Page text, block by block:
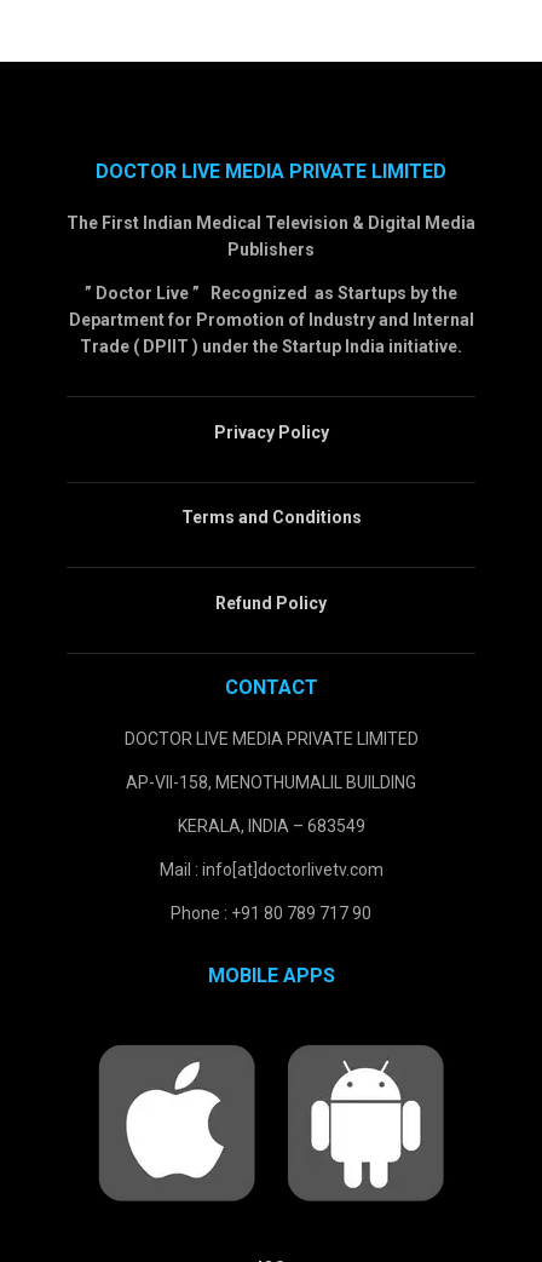
DOCTOR LIVE MEDIA PRIVATE LIMITED
The First Indian Medical Television & Digital Media
Publishers
” Doctor Live ” Recognized as Startups by the
Department for Promotion of Industry and Internal
Trade ( DPIIT ) under the Startup India initiative.
Privacy Policy
Terms and Conditions
Refund Policy
CONTACT
DOCTOR LIVE MEDIA PRIVATE LIMITED
AP-VII-158, MENOTHUMALIL BUILDING
KERALA, INDIA – 683549
Mail : info[at]doctorlivetv.com
Phone : +91 80 789 717 90
MOBILE APPS